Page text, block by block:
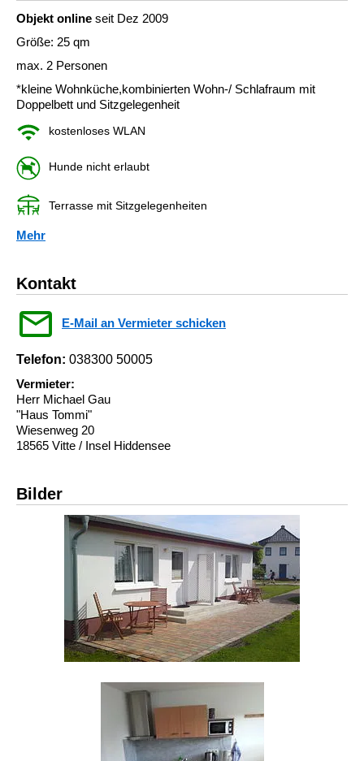
Objekt online seit Dez 2009
Größe: 25 qm
max. 2 Personen
*kleine Wohnküche,kombinierten Wohn-/ Schlafraum mit
Doppelbett und Sitzgelegenheit
kostenloses WLAN
Hunde nicht erlaubt
Terrasse mit Sitzgelegenheiten
Mehr
Kontakt
E-Mail an Vermieter schicken
Telefon: 038300 50005
Vermieter:
Herr Michael Gau
"Haus Tommi"
Wiesenweg 20
18565 Vitte / Insel Hiddensee
Bilder